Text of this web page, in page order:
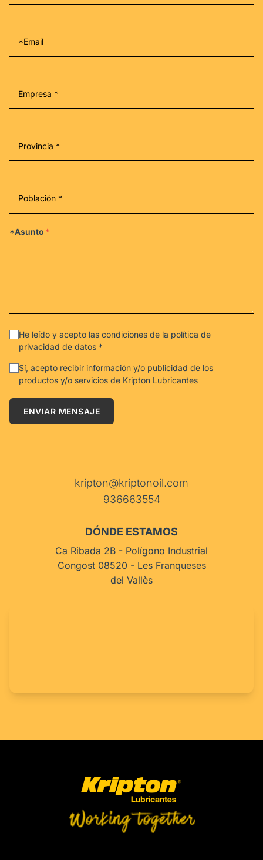
*Asunto
He leído y acepto las condiciones de la política de
privacidad de datos *
Sí, acepto recibir información y/o publicidad de los
productos y/o servicios de Kripton Lubricantes
ENVIAR MENSAJE
kripton@kriptonoil.com
936663554
DÓNDE ESTAMOS
Ca Ribada 2B - Polígono Industrial
Congost 08520 - Les Franqueses
del Vallès